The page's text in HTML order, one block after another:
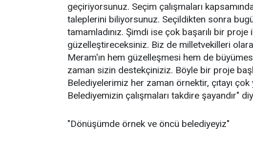
geçiriyorsunuz. Seçim çalışmaları
taleplerini biliyorsunuz. Seçildikten sonra
tamamladınız. Şimdi ise çok başarılı bir proje
güzelleştireceksiniz. Biz de milletvekilleri
Meram'ın hem güzelleşmesi hem de
zaman sizin destekçiniziz. Böyle bir proje
Belediyelerimiz her zaman örnektir, çıtayı çok
Belediyemizin çalışmaları takdire şayandır"
"Dönüşümde örnek ve öncü belediyeyiz"